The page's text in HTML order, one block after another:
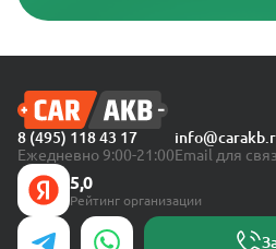
8 (495) 118 43 17
Ежедневно 9:00-21:00Email для
5,0
Рейтинг организации